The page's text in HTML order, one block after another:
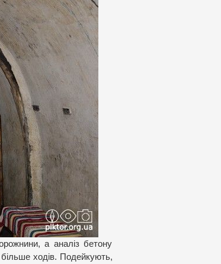
а аналіз бетону
більше ходів. Подейкують,